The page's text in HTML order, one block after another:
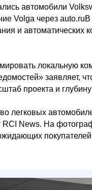
автомобили
Volga через
и
локальную
заявляет,
проекта и
легковых
News. На